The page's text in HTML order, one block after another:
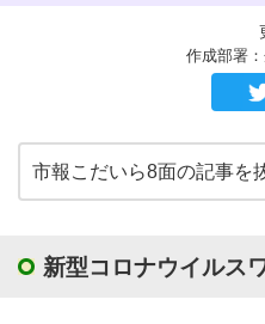
作成部署：
市報こだいら8面の記事を
新型コロナウイルス